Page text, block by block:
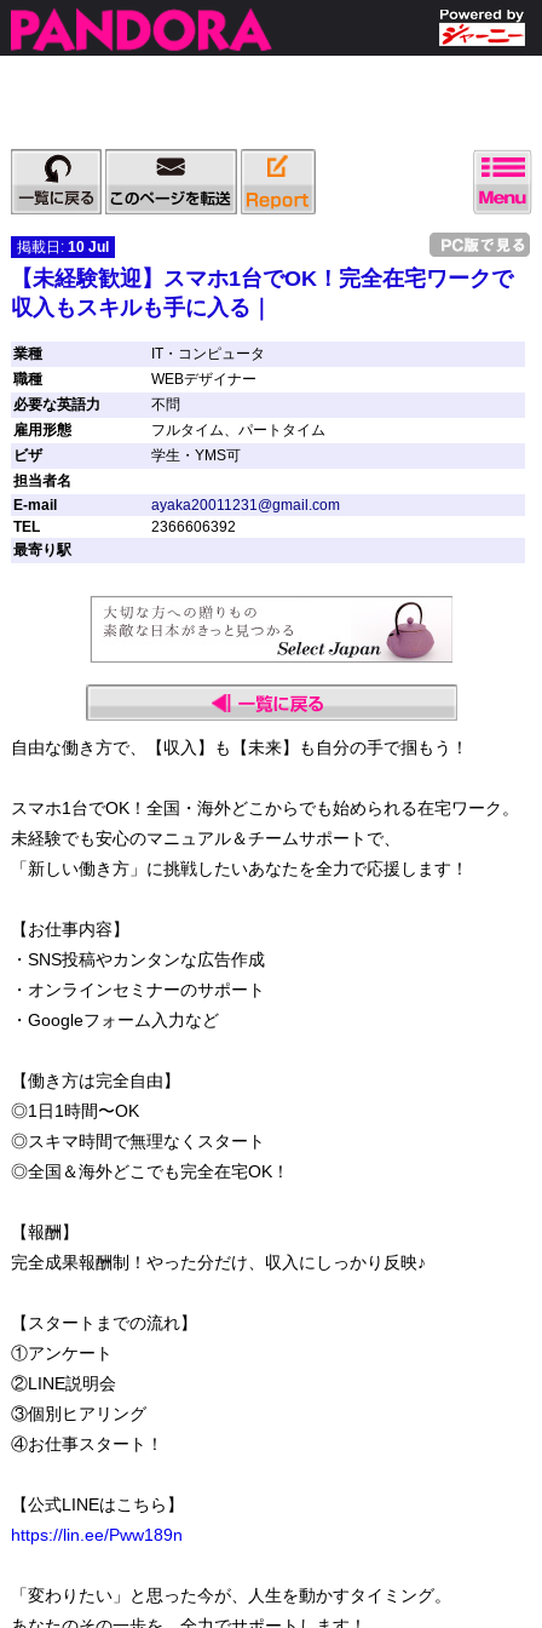
掲載日: 10 Jul
【未経験歓迎】スマホ1台でOK！完全在宅ワークで
収入もスキルも手に入る｜
業種
IT・コンピュータ
職種
WEBデザイナー
必要な英語力
不問
雇用形態
フルタイム、パートタイム
ビザ
学生・YMS可
担当者名
E-mail
ayaka20011231@gmail.com
TEL
2366606392
最寄り駅
自由な働き方で、【収入】も【未来】も自分の手で掴もう！
スマホ1台でOK！全国・海外どこからでも始められる在宅ワーク。
未経験でも安心のマニュアル＆チームサポートで、
「新しい働き方」に挑戦したいあなたを全力で応援します！
【お仕事内容】
・SNS投稿やカンタンな広告作成
・オンラインセミナーのサポート
・Googleフォーム入力など
【働き方は完全自由】
◎1日1時間〜OK
◎スキマ時間で無理なくスタート
◎全国＆海外どこでも完全在宅OK！
【報酬】
完全成果報酬制！やった分だけ、収入にしっかり反映♪
【スタートまでの流れ】
①アンケート
②LINE説明会
③個別ヒアリング
④お仕事スタート！
【公式LINEはこちら】
https://lin.ee/Pww189n
「変わりたい」と思った今が、人生を動かすタイミング。